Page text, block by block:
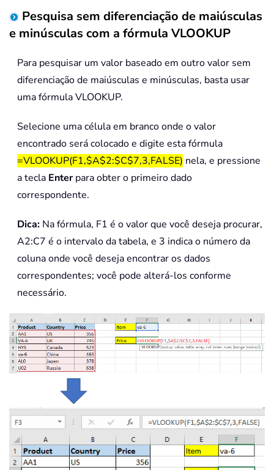
Pesquisa sem diferenciação de maiúsculas
e minúsculas com a fórmula VLOOKUP
Para pesquisar um valor baseado em outro valor sem
diferenciação de maiúsculas e minúsculas, basta usar
uma fórmula VLOOKUP.
Selecione uma célula em branco onde o valor
encontrado será colocado e digite esta fórmula
=VLOOKUP(F1,$A$2:$C$7,3,FALSE) nela, e pressione
a tecla Enterpara obter o primeiro dado
correspondente.
Dica: Na fórmula, F1 é o valor que você deseja procurar,
A2:C7 é o intervalo da tabela, e 3 indica o número da
coluna onde você deseja encontrar os dados
correspondentes; você pode alterá-los conforme
necessário.